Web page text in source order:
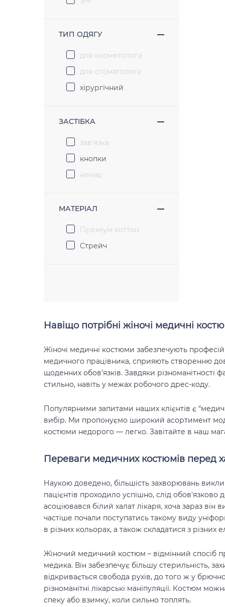
Софія
ТИП ОДЯГУ
для косметолога
для стоматолога
хірургічний
ЗАСТІБКА
зав'язка
кнопки
немає
МАТЕРІАЛ
Преміум коттон
Стрейч
Навіщо потрібні жіночі медичні
Жіночі медичні костюми забезпечують
медичного працівника, сприяють створенню
щоденних обов’язків. Завдяки різноманітності
стильно, навіть у межах робочого дрес-коду.
Популярними запитами наших клієнтів є
вибір. Ми пропонуємо широкий асортимент
костюми недорого — легко. Завітайте в наш
Переваги медичних костюмів перед
Наукою доведено, більшість захворювань
пацієнтів проходило успішно, слід обов'язково
асоціювався білий халат лікаря, хоча зараз він
частіше почали поступатись такому виду
в різних кольорах, а також складатися з різних
Жіночий медичний костюм – відмінний спосіб
медика. Він забезпечує більшу стерильність,
відкривається свобода рухів, до того ж у
різноманітні лікарські маніпуляції. Костюм
спеку або взимку, коли сильно топлять.